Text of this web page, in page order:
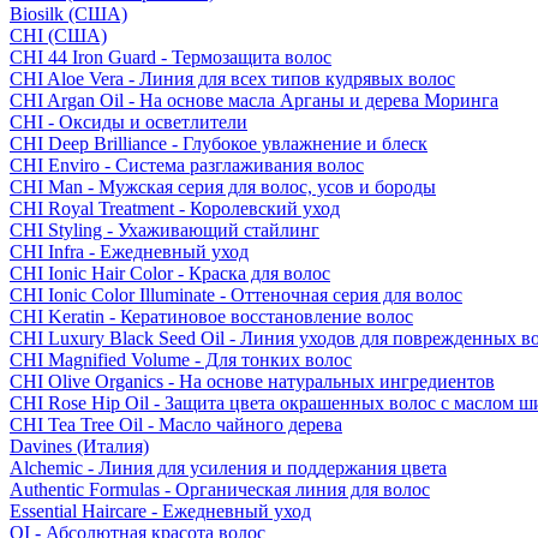
Biosilk (США)
CHI (США)
CHI 44 Iron Guard - Термозащита волос
CHI Aloe Vera - Линия для всех типов кудрявых волос
CHI Argan Oil - На основе масла Арганы и дерева Моринга
CHI - Оксиды и осветлители
CHI Deep Brilliance - Глубокое увлажнение и блеск
CHI Enviro - Система разглаживания волос
CHI Man - Мужская серия для волос, усов и бороды
CHI Royal Treatment - Королевский уход
CHI Styling - Ухаживающий стайлинг
CHI Infra - Ежедневный уход
CHI Ionic Hair Color - Краска для волос
CHI Ionic Color Illuminate - Оттеночная серия для волос
CHI Keratin - Кератиновое восстановление волос
CHI Luxury Black Seed Oil - Линия уходов для поврежденных
CHI Magnified Volume - Для тонких волос
CHI Olive Organics - На основе натуральных ингредиентов
CHI Rose Hip Oil - Защита цвета окрашенных волос с маслом
CHI Tea Tree Oil - Масло чайного дерева
Davines (Италия)
Alchemic - Линия для усиления и поддержания цвета
Authentic Formulas - Органическая линия для волос
Essential Haircare - Eжедневный уход
OI - Абсолютная красота волос